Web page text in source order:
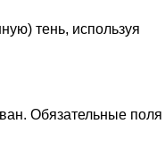
тень, используя
Обязательные поля